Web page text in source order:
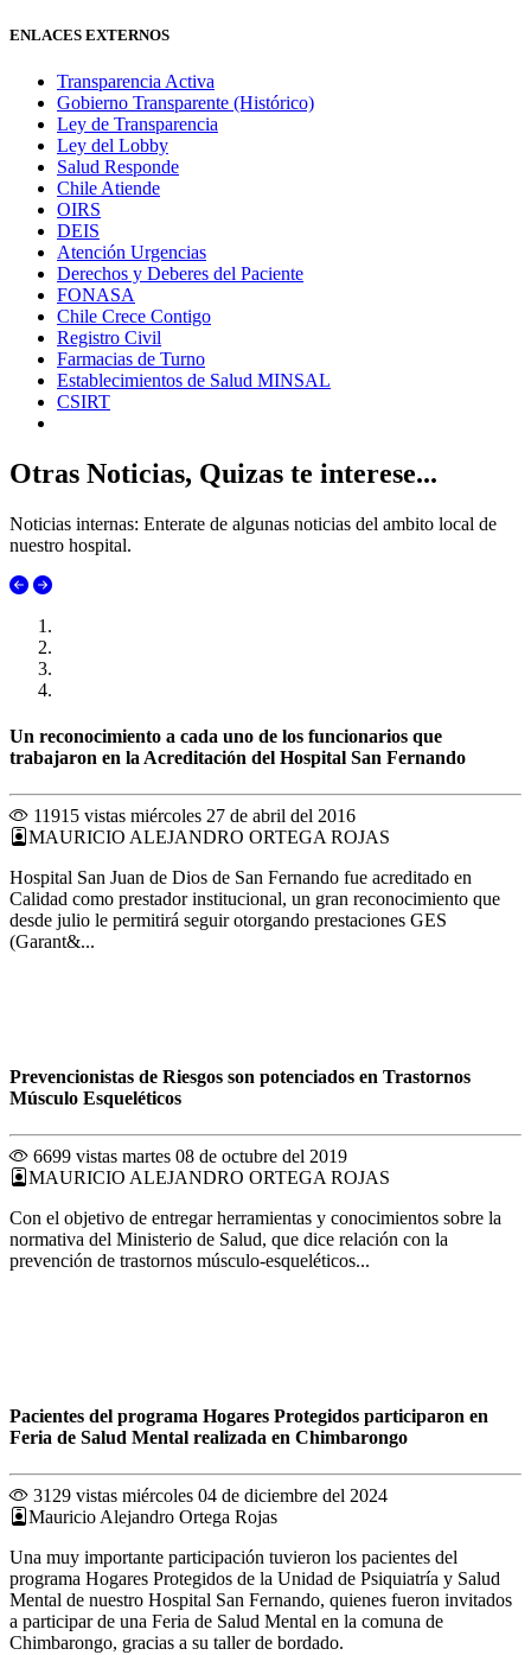
ENLACES EXTERNOS
Transparencia Activa
Gobierno Transparente (Histórico)
Ley de Transparencia
Ley del Lobby
Salud Responde
Chile Atiende
OIRS
DEIS
Atención Urgencias
Derechos y Deberes del Paciente
FONASA
Chile Crece Contigo
Registro Civil
Farmacias de Turno
Establecimientos de Salud MINSAL
CSIRT
Otras Noticias, Quizas te interese...
Noticias internas: Enterate de algunas noticias del ambito local de
nuestro hospital.
Un reconocimiento a cada uno de los funcionarios que
trabajaron en la Acreditación del Hospital San Fernando
11915 vistas miércoles 27 de abril del 2016
MAURICIO ALEJANDRO ORTEGA ROJAS
Hospital San Juan de Dios de San Fernando fue acreditado en
Calidad como prestador institucional, un gran reconocimiento que
desde julio le permitirá seguir otorgando prestaciones GES
(Garant&...
Prevencionistas de Riesgos son potenciados en Trastornos
Músculo Esqueléticos
6699 vistas martes 08 de octubre del 2019
MAURICIO ALEJANDRO ORTEGA ROJAS
Con el objetivo de entregar herramientas y conocimientos sobre la
normativa del Ministerio de Salud, que dice relación con la
prevención de trastornos músculo-esqueléticos...
Pacientes del programa Hogares Protegidos participaron en
Feria de Salud Mental realizada en Chimbarongo
3129 vistas miércoles 04 de diciembre del 2024
Mauricio Alejandro Ortega Rojas
Una muy importante participación tuvieron los pacientes del
programa Hogares Protegidos de la Unidad de Psiquiatría y Salud
Mental de nuestro Hospital San Fernando, quienes fueron invitados
a participar de una Feria de Salud Mental en la comuna de
Chimbarongo, gracias a su taller de bordado.